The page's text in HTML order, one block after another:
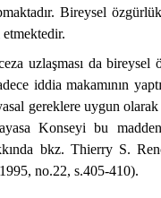
Bireysel
uzlaşması da bireysel
iddia makamının
gereklere uygun olarak
Konseyi bu
bkz. Thierry S.
1995, no.22, s.405-410).